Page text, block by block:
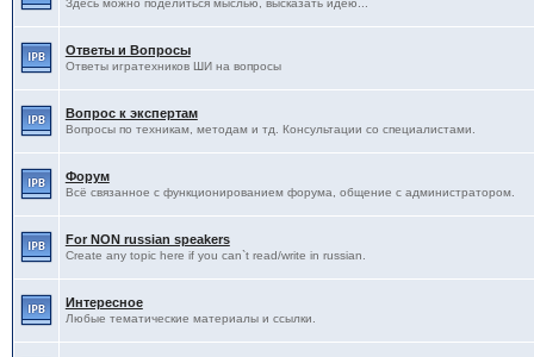
Здесь можно поделиться мыслью, высказать идею...
Ответы и Вопросы
Ответы игратехников ШИ на вопросы
Вопрос к экспертам
Вопросы по техникам, методам и тд. Консультации со специалистами.
Форум
Всё связанное с функционированием форума, общение с администратором.
For NON russian speakers
Create any topic here if you can`t read/write in russian.
Интересное
Любые тематические материалы и ссылки.